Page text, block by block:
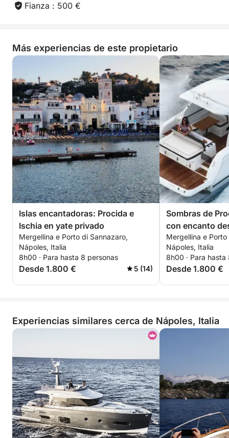
Fianza : 500 €
Más experiencias de este propietario
Islas encantadoras: Procida e
Ischia en yate privado
Mergellina e Porto di Sannazaro,
Nápoles, Italia
8h00 · Para hasta 8 personas
Desde 1.800 € 5 (14)
Sombras de
con encanto
Mergellina e
Nápoles, Italia
8h00 · Para hasta
Desde 1.800 €
Experiencias similares cerca de Nápoles, Italia